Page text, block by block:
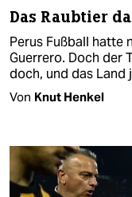
Das Raubtier
Perus Fußball hatte
Guerrero. Doch der
doch, und das Land
Von Knut Henkel